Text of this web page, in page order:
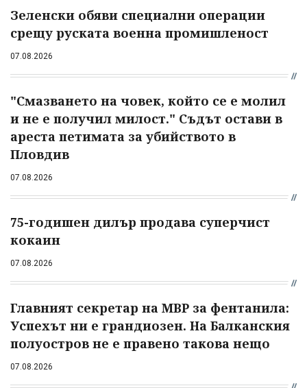
Зеленски обяви специални операции
срещу руската военна промишленост
07.08.2026
"Смазването на човек, който се е молил
и не е получил милост." Съдът остави в
ареста петимата за убийството в
Пловдив
07.08.2026
75-годишен дилър продава суперчист
кокаин
07.08.2026
Главният секретар на МВР за фентанила:
Успехът ни е грандиозен. На Балканския
полуостров не е правено такова нещо
07.08.2026